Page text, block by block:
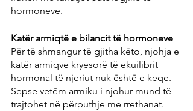
hormoneve.
Katër armiqtë e bilancit të hormoneve
Për të shmangur të gjitha këto, njohja e
katër armiqve kryesorë të ekuilibrit
hormonal të njeriut nuk është e keqe.
Sepse vetëm armiku i njohur mund të
trajtohet në përputhje me rrethanat.